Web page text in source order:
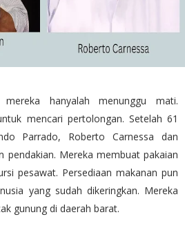
hanyalah menunggu mati.
mencari pertolongan. Setelah 61
Parrado, Roberto Carnessa dan
pendakian. Mereka membuat pakaian
pesawat. Persediaan makanan pun
yang sudah dikeringkan. Mereka
gunung di daerah barat.